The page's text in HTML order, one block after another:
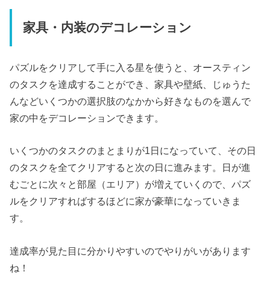
家具・内装のデコレーション
パズルをクリアして手に入る星を使うと、オースティン
のタスクを達成することができ、家具や壁紙、じゅうた
んなどいくつかの選択肢のなかから好きなものを選んで
家の中をデコレーションできます。
いくつかのタスクのまとまりが1日になっていて、その日
のタスクを全てクリアすると次の日に進みます。日が進
むごとに次々と部屋（エリア）が増えていくので、パズ
ルをクリアすればするほどに家が豪華になっていきま
す。
達成率が見た目に分かりやすいのでやりがいがあります
ね！